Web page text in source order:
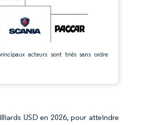
acteurs sont triés sans ordre
USD en 2026, pour atteindre